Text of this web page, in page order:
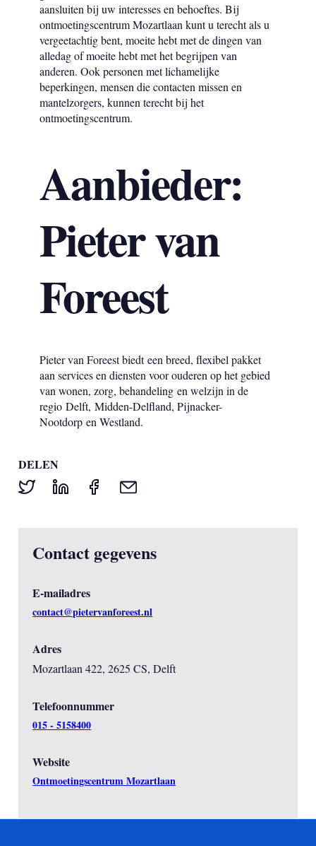
aansluiten bij uw interesses en behoeftes. Bij
ontmoetingscentrum Mozartlaan kunt u terecht als u
vergeetachtig bent, moeite hebt met de dingen van
alledag of moeite hebt met het begrijpen van
anderen. Ook personen met lichamelijke
beperkingen, mensen die contacten missen en
mantelzorgers, kunnen terecht bij het
ontmoetingscentrum.
Aanbieder:
Pieter van
Foreest
Pieter van Foreest biedt een breed, flexibel pakket
aan services en diensten voor ouderen op het gebied
van wonen, zorg, behandeling en welzijn in de
regio Delft, Midden-Delfland, Pijnacker-
Nootdorp en Westland.
DELEN
Contact gegevens
E-mailadres
contact@pietervanforeest.nl
Adres
Mozartlaan 422, 2625 CS, Delft
Telefoonnummer
015 - 5158400
Website
Ontmoetingscentrum Mozartlaan